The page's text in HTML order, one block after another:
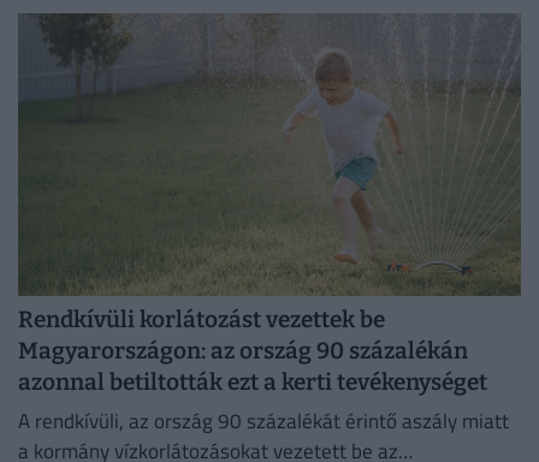
Rendkívüli korlátozást vezettek be
Magyarországon: az ország 90 százalékán
azonnal betiltották ezt a kerti tevékenységet
A rendkívüli, az ország 90 százalékát érintő aszály miatt
a kormány vízkorlátozásokat vezetett be az